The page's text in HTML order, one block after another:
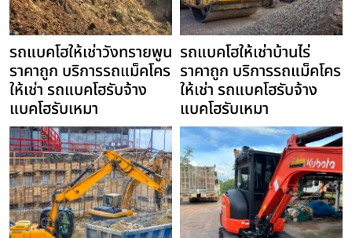
รถแบคโฮให้เช่าวังทรายพูน
ราคาถูก บริการรถแม็คโคร
ให้เช่า รถแบคโฮรับจ้าง
แบคโฮรับเหมา
รถแบคโฮให้เช่าบ้านไร่
ราคาถูก บริการรถแม็คโคร
ให้เช่า รถแบคโฮรับจ้าง
แบคโฮรับเหมา